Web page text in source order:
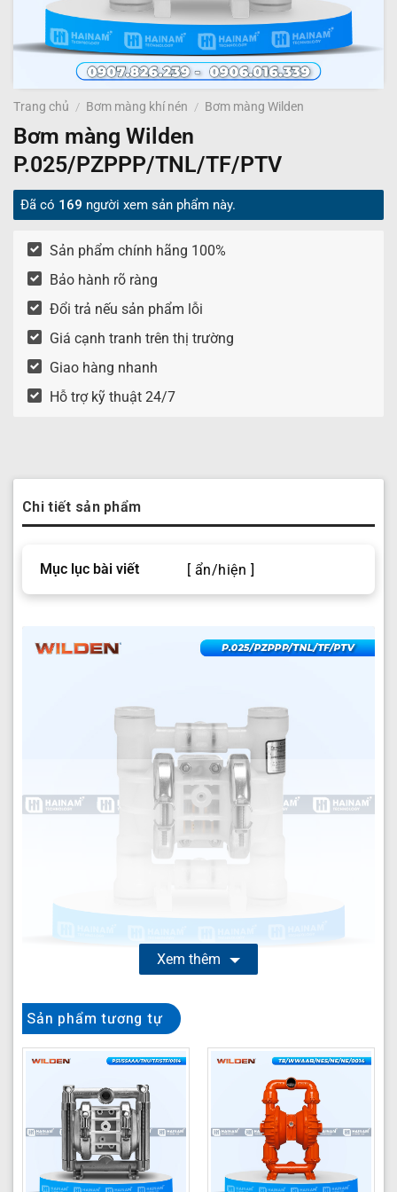
Trang chủ / Bơm màng khí nén / Bơm màng Wilden
Bơm màng Wilden
P.025/PZPPP/TNL/TF/PTV
Đã có 169 người xem sản phẩm này.
Sản phẩm chính hãng 100%
Bảo hành rõ ràng
Đổi trả nếu sản phẩm lỗi
Giá cạnh tranh trên thị trường
Giao hàng nhanh
Hỗ trợ kỹ thuật 24/7
Chi tiết sản phẩm
Mục lục bài viết [ ẩn/hiện ]
Bơm màng khí nén Wilden P.025/PZPPP/TNL/TF/PTV
là giải pháp tối ưu cho việc vận chuyển các loại hóa
chất ăn mòn, dung môi, và chất lỏng nhạy cảm trong
môi trường công nghiệp khắc nghiệt. Được sản xuất bởi
thương hiệu Wilden danh tiếng, model
P.025/PZPPP/TNL/TF/PTV nổi bật với thân bơm bằng
nhựa Polypropylene cùng các vật liệu chống ăn mòn
cao cấp, đảm bảo hiệu suất hoạt động ổn định và tuổi
thọ bền bỉ ngay cả khi tiếp xúc với các chất lỏng thách
Xem thêm
Sản phẩm tương tự